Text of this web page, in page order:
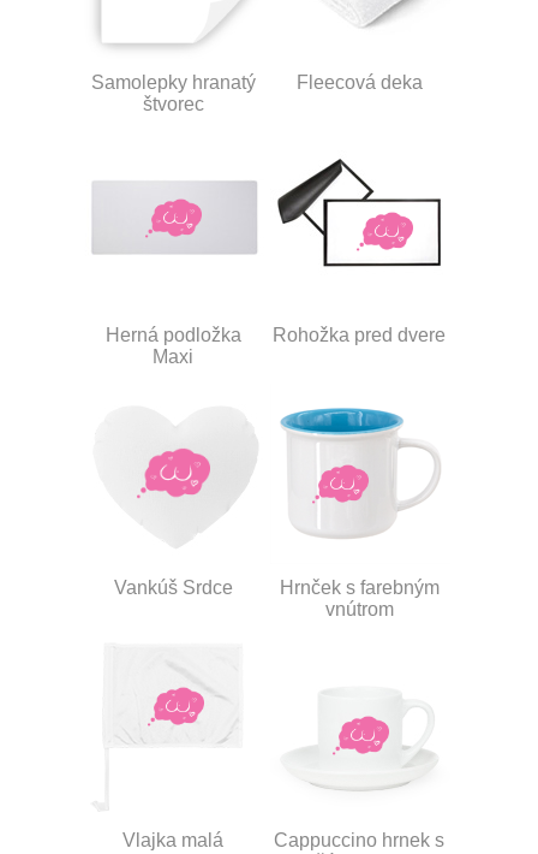
Samolepky hranatý
štvorec
Fleecová deka
Herná podložka
Maxi
Rohožka pred dvere
Vankúš Srdce
Hrnček s farebným
vnútrom
Vlajka malá
Cappuccino hrnek s